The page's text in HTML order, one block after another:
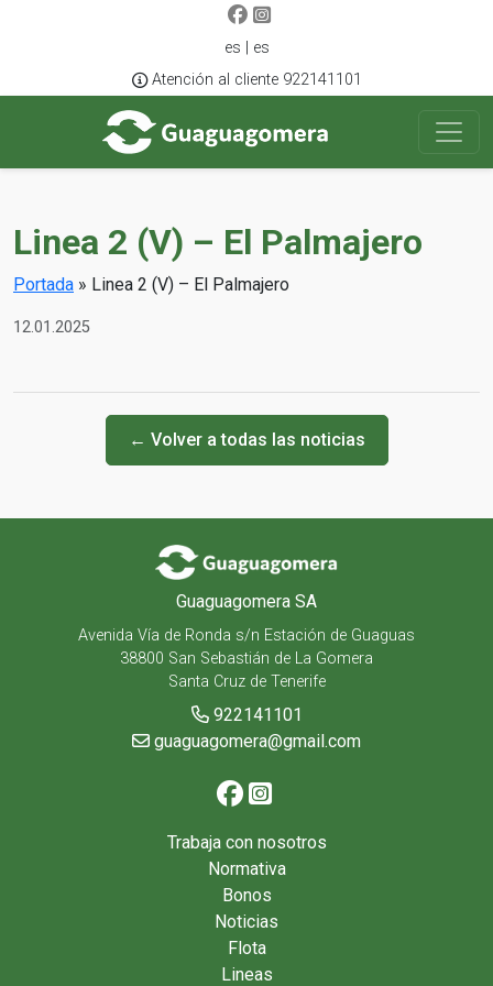
es | es
Atención al cliente 922141101
Linea 2 (V) – El Palmajero
Portada » Linea 2 (V) – El Palmajero
12.01.2025
← Volver a todas las noticias
Guaguagomera SA
Avenida Vía de Ronda s/n Estación de Guaguas
38800 San Sebastián de La Gomera
Santa Cruz de Tenerife
922141101
guaguagomera@gmail.com
Trabaja con nosotros
Normativa
Bonos
Noticias
Flota
Lineas